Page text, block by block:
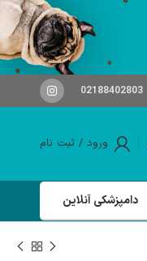
02188402803
ورود / ثبت نام
دامپزشکی آنلاین